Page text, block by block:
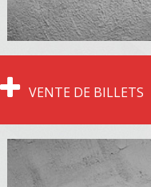
VENTE DE BILLETS